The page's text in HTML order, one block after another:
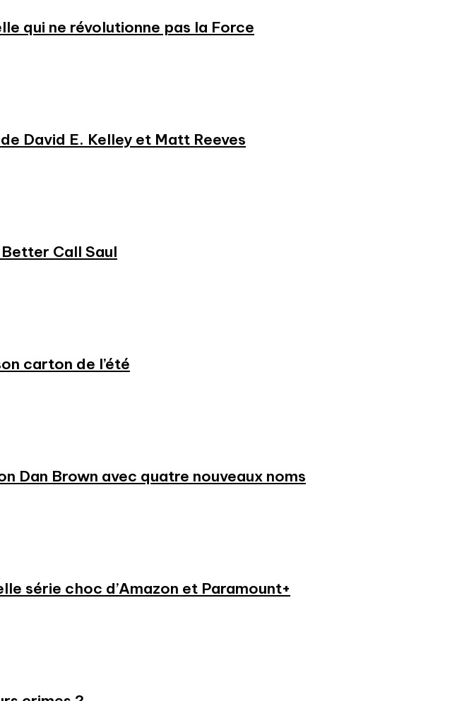
qui ne révolutionne pas la Force
David E. Kelley et Matt Reeves
Call Saul
carton de l’été
Dan Brown avec quatre nouveaux noms
série choc d’Amazon et Paramount+